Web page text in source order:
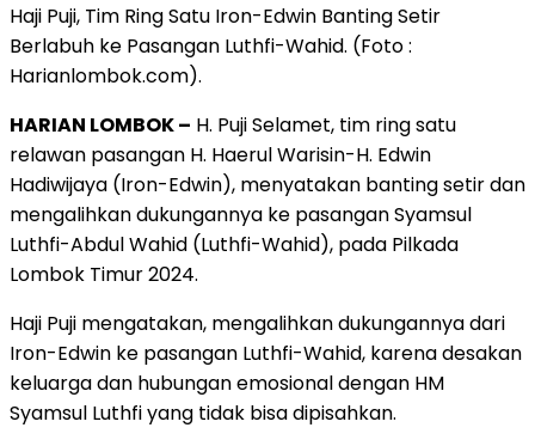
Haji Puji, Tim Ring Satu Iron-Edwin Banting Setir
Berlabuh ke Pasangan Luthfi-Wahid. (Foto :
Harianlombok.com).
HARIAN LOMBOK – H. Puji Selamet, tim ring satu
relawan pasangan H. Haerul Warisin-H. Edwin
Hadiwijaya (Iron-Edwin), menyatakan banting setir dan
mengalihkan dukungannya ke pasangan Syamsul
Luthfi-Abdul Wahid (Luthfi-Wahid), pada Pilkada
Lombok Timur 2024.
Haji Puji mengatakan, mengalihkan dukungannya dari
Iron-Edwin ke pasangan Luthfi-Wahid, karena desakan
keluarga dan hubungan emosional dengan HM
Syamsul Luthfi yang tidak bisa dipisahkan.